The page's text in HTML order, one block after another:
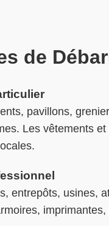
de
pavillons,
Les vêtements
locales.
entrepôts, usines,